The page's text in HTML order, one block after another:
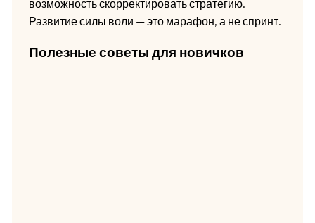
возможность скорректировать стратегию.
Развитие силы воли — это марафон, а не спринт.
Полезные советы для новичков